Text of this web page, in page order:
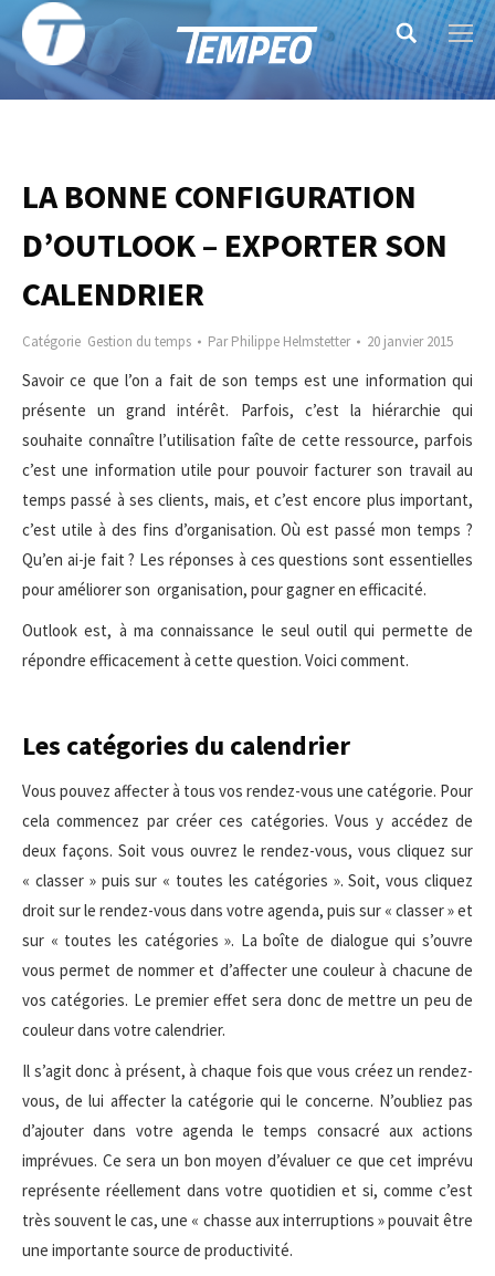
Search:
LA BONNE CONFIGURATION
D’OUTLOOK – EXPORTER SON
CALENDRIER
Catégorie Gestion du temps ParPhilippe Helmstetter 20 janvier 2015
Savoir ce que l’on a fait de son temps est une information qui
présente un grand intérêt. Parfois, c’est la hiérarchie qui
souhaite connaître l’utilisation faîte de cette ressource, parfois
c’est une information utile pour pouvoir facturer son travail au
temps passé à ses clients, mais, et c’est encore plus important,
c’est utile à des fins d’organisation. Où est passé mon temps ?
Qu’en ai-je fait ? Les réponses à ces questions sont essentielles
pour améliorer son organisation, pour gagner en efficacité.
Outlook est, à ma connaissance le seul outil qui permette de
répondre efficacement à cette question. Voici comment.
Les catégories du calendrier
Vous pouvez affecter à tous vos rendez-vous une catégorie. Pour
cela commencez par créer ces catégories. Vous y accédez de
deux façons. Soit vous ouvrez le rendez-vous, vous cliquez sur
« classer » puis sur « toutes les catégories ». Soit, vous cliquez
droit sur le rendez-vous dans votre agenda, puis sur « classer » et
sur « toutes les catégories ». La boîte de dialogue qui s’ouvre
vous permet de nommer et d’affecter une couleur à chacune de
vos catégories. Le premier effet sera donc de mettre un peu de
couleur dans votre calendrier.
Il s’agit donc à présent, à chaque fois que vous créez un rendez-
vous, de lui affecter la catégorie qui le concerne. N’oubliez pas
d’ajouter dans votre agenda le temps consacré aux actions
imprévues. Ce sera un bon moyen d’évaluer ce que cet imprévu
représente réellement dans votre quotidien et si, comme c’est
très souvent le cas, une « chasse aux interruptions » pouvait être
une importante source de productivité.